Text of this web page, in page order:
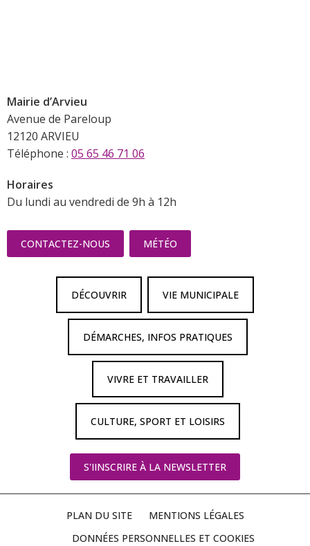
Mairie d’Arvieu
Avenue de Pareloup
12120 ARVIEU
Téléphone : 05 65 46 71 06
Horaires
Du lundi au vendredi de 9h à 12h
CONTACTEZ-NOUS MÉTÉO
DÉCOUVRIR VIE MUNICIPALE
DÉMARCHES, INFOS PRATIQUES
VIVRE ET TRAVAILLER
CULTURE, SPORT ET LOISIRS
S'IINSCRIRE À LA NEWSLETTER
PLAN DU SITE
MENTIONS LÉGALES
DONNÉES PERSONNELLES ET COOKIES